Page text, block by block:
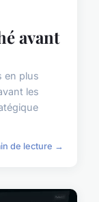
avant
en plus
les
de lecture →